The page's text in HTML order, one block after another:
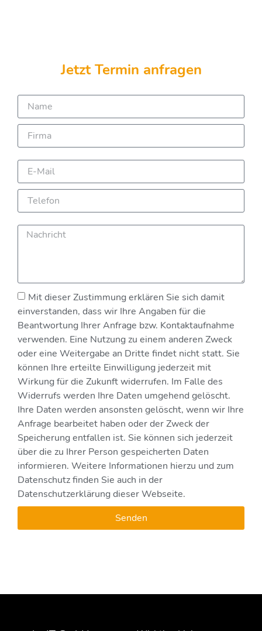
Jetzt Termin anfragen
Mit dieser Zustimmung erklären Sie sich damit
einverstanden, dass wir Ihre Angaben für die
Beantwortung Ihrer Anfrage bzw. Kontaktaufnahme
verwenden. Eine Nutzung zu einem anderen Zweck
oder eine Weitergabe an Dritte findet nicht statt. Sie
können Ihre erteilte Einwilligung jederzeit mit
Wirkung für die Zukunft widerrufen. Im Falle des
Widerrufs werden Ihre Daten umgehend gelöscht.
Ihre Daten werden ansonsten gelöscht, wenn wir Ihre
Anfrage bearbeitet haben oder der Zweck der
Speicherung entfallen ist. Sie können sich jederzeit
über die zu Ihrer Person gespeicherten Daten
informieren. Weitere Informationen hierzu und zum
Datenschutz finden Sie auch in der
Datenschutzerklärung dieser Webseite.
Senden